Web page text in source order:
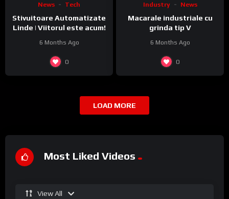
News Tech
Stivuitoare Automatizate
Linde | Viitorul este acum!
6 Months Ago
0
Industry News
Macarale industriale cu
grinda tip V
6 Months Ago
0
LOAD MORE
Most Liked Videos
View All